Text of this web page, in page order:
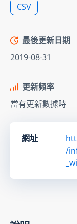
CSV
最後更新日期
2019-08-31
更新頻率
當有更新數據時
網址
/